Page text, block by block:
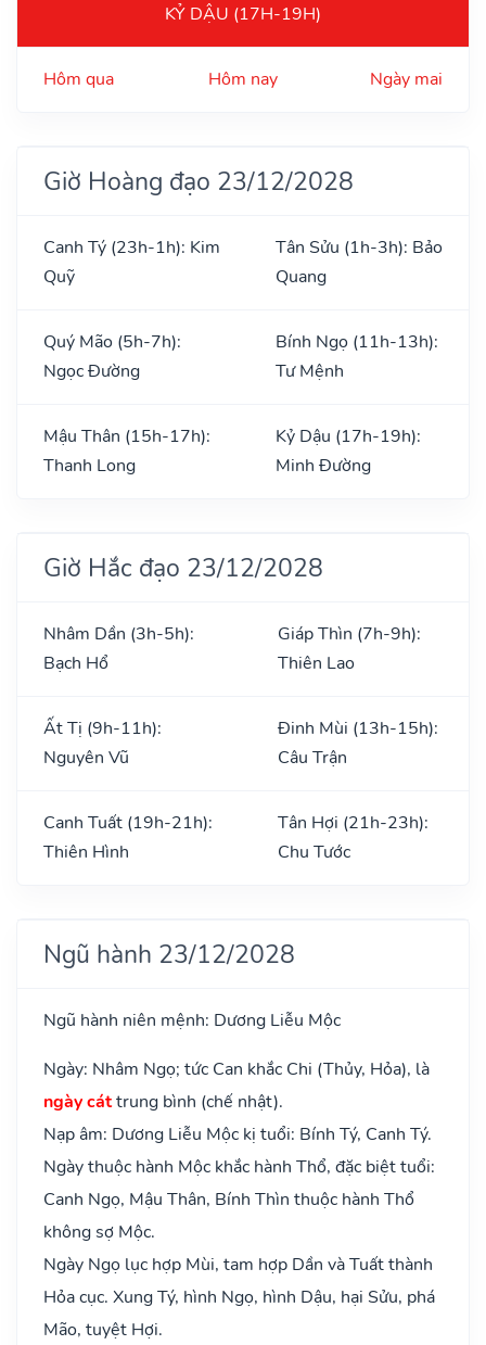
KỶ DẬU (17H-19H)
Hôm qua Hôm nay Ngày mai
Giờ Hoàng đạo 23/12/2028
Canh Tý (23h-1h): Kim
Quỹ
Tân Sửu (1h-3h): Bảo
Quang
Quý Mão (5h-7h):
Ngọc Đường
Bính Ngọ (11h-13h):
Tư Mệnh
Mậu Thân (15h-17h):
Thanh Long
Kỷ Dậu (17h-19h):
Minh Đường
Giờ Hắc đạo 23/12/2028
Nhâm Dần (3h-5h):
Bạch Hổ
Giáp Thìn (7h-9h):
Thiên Lao
Ất Tị (9h-11h):
Nguyên Vũ
Đinh Mùi (13h-15h):
Câu Trận
Canh Tuất (19h-21h):
Thiên Hình
Tân Hợi (21h-23h):
Chu Tước
Ngũ hành 23/12/2028
Ngũ hành niên mệnh: Dương Liễu Mộc
Ngày: Nhâm Ngọ; tức Can khắc Chi (Thủy, Hỏa), là
ngày cáttrung bình (chế nhật).
Nạp âm: Dương Liễu Mộc kị tuổi: Bính Tý, Canh Tý.
Ngày thuộc hành Mộc khắc hành Thổ, đặc biệt tuổi:
Canh Ngọ, Mậu Thân, Bính Thìn thuộc hành Thổ
không sợ Mộc.
Ngày Ngọ lục hợp Mùi, tam hợp Dần và Tuất thành
Hỏa cục. Xung Tý, hình Ngọ, hình Dậu, hại Sửu, phá
Mão, tuyệt Hợi.